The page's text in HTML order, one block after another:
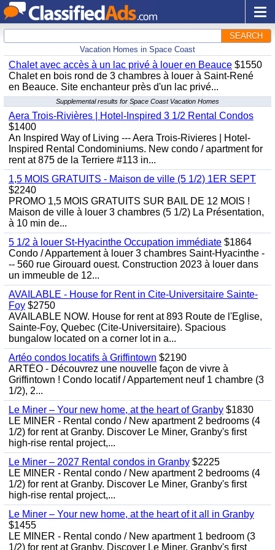
SEARCH
Vacation Homes in Space Coast
Chalet avec accès à un lac privé à louer en Beauce $1550
Chalet en bois rond de 3 chambres à louer à Saint-René
en Beauce. Site enchanteur près d'un lac privé...
Supplemental results for Space Coast Vacation Homes
Aera Trois-Rivières | Hotel-Inspired 3 1/2 Rental Condos
$1400
An Inspired Way of Living --- Aera Trois-Rivieres | Hotel-
Inspired Rental Condominiums. New condo / apartment for
rent at 875 de la Terriere #113 in...
1,5 MOIS GRATUITS - Maison de ville (5 1/2) 1ER SEPT
$2240
PROMO 1,5 MOIS GRATUITS SUR BAIL DE 12 MOIS !
Maison de ville à louer 3 chambres (5 1/2) La Présentation,
à 10 min de...
5 1/2 à louer St-Hyacinthe Occupation immédiate $1864
Condo / Appartement à louer 3 chambres Saint-Hyacinthe -
-- 560 rue Girouard ouest. Construction 2023 à louer dans
un immeuble de 12...
AVAILABLE - House for Rent in Cite-Universitaire Sainte-
Foy $2750
AVAILABLE NOW. House for rent at 893 Route de l'Eglise,
Sainte-Foy, Quebec (Cite-Universitaire). Spacious
bungalow located on a corner lot in a...
Artéo condos locatifs à Griffintown $2190
ARTÉO - Découvrez une nouvelle façon de vivre à
Griffintown ! Condo locatif / Appartement neuf 1 chambre (3
1/2), 2...
Le Miner – Your new home, at the heart of Granby $1830
LE MINER - Rental condo / New apartment 2 bedrooms (4
1/2) for rent at Granby. Discover Le Miner, Granby's first
high-rise rental project,...
Le Miner – 2027 Rental condos in Granby $2225
LE MINER - Rental condo / New apartment 2 bedrooms (4
1/2) for rent at Granby. Discover Le Miner, Granby's first
high-rise rental project,...
Le Miner – Your new home, at the heart of it all in Granby
$1455
LE MINER - Rental condo / New apartment 1 bedroom (3
1/2) for rent at Granby. Discover Le Miner, Granby's first